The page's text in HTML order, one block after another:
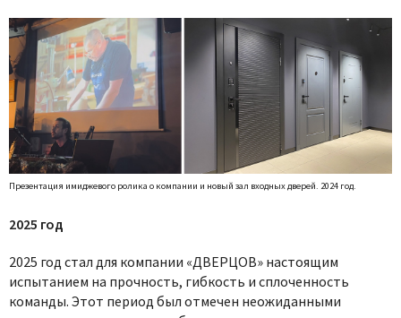
Презентация имиджевого ролика о компании и новый зал входных дверей. 2024 год.
2025 год
2025 год стал для компании «ДВЕРЦОВ» настоящим
испытанием на прочность, гибкость и сплоченность
команды. Этот период был отмечен неожиданными